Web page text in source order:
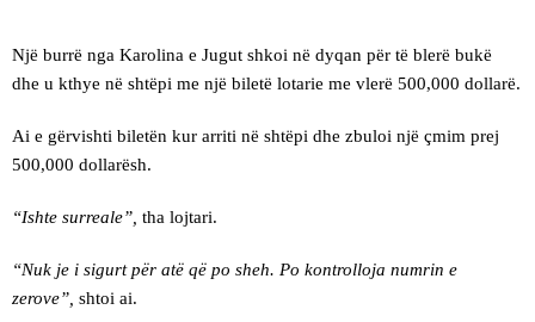
Një burrë nga Karolina e Jugut shkoi në dyqan për të blerë bukë
dhe u kthye në shtëpi me një biletë lotarie me vlerë 500,000 dollarë.
Ai e gërvishti biletën kur arriti në shtëpi dhe zbuloi një çmim prej
500,000 dollarësh.
“Ishte surreale”, tha lojtari.
“Nuk je i sigurt për atë që po sheh. Po kontrolloja numrin e
zerove”, shtoi ai.